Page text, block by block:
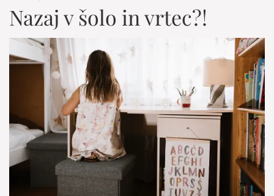
Nazaj v šolo in vrtec?!